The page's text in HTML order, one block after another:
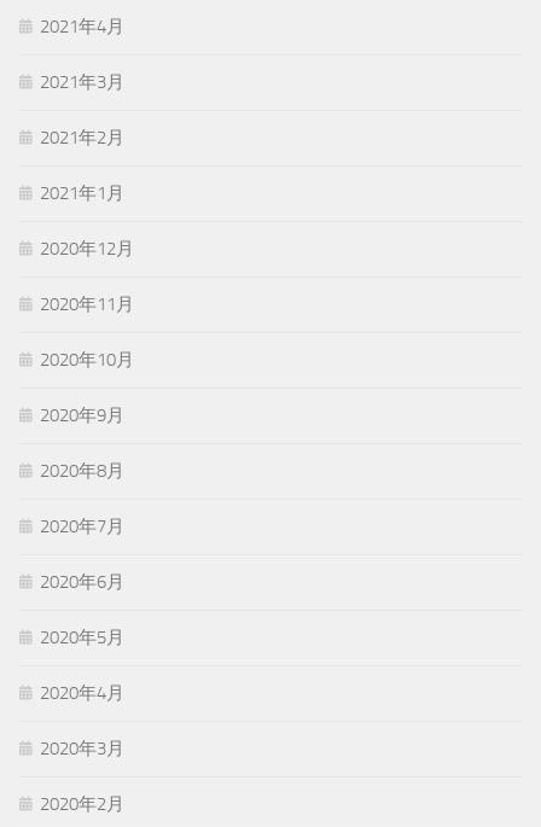
2021年4月
2021年3月
2021年2月
2021年1月
2020年12月
2020年11月
2020年10月
2020年9月
2020年8月
2020年7月
2020年6月
2020年5月
2020年4月
2020年3月
2020年2月